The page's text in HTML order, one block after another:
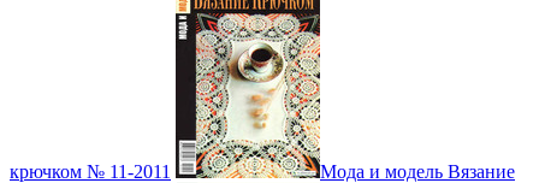
крючком № 11-2011 Мода и модель Вязание